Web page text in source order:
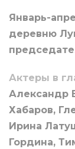
Январь-
деревню
Актеры в
Александр
Хабаров,
Ирина
Гордина,